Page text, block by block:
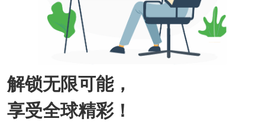
解锁无限可能，
享受全球精彩！